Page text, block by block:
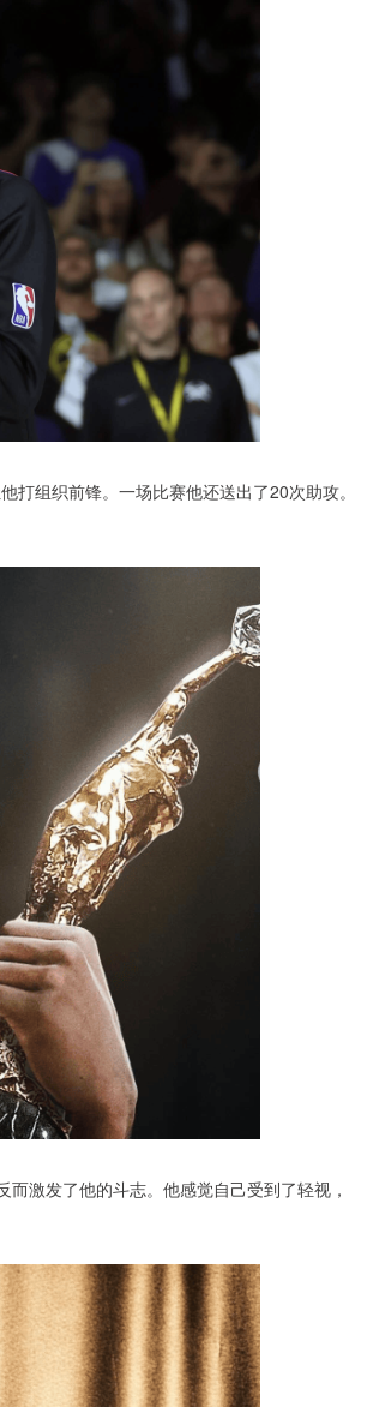
组织前锋。一场比赛他还送出了20次助攻。
激发了他的斗志。他感觉自己受到了轻视，